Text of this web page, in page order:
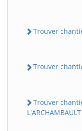
Trouver
Trouver
Trouver
L'ARCHAMBAULT